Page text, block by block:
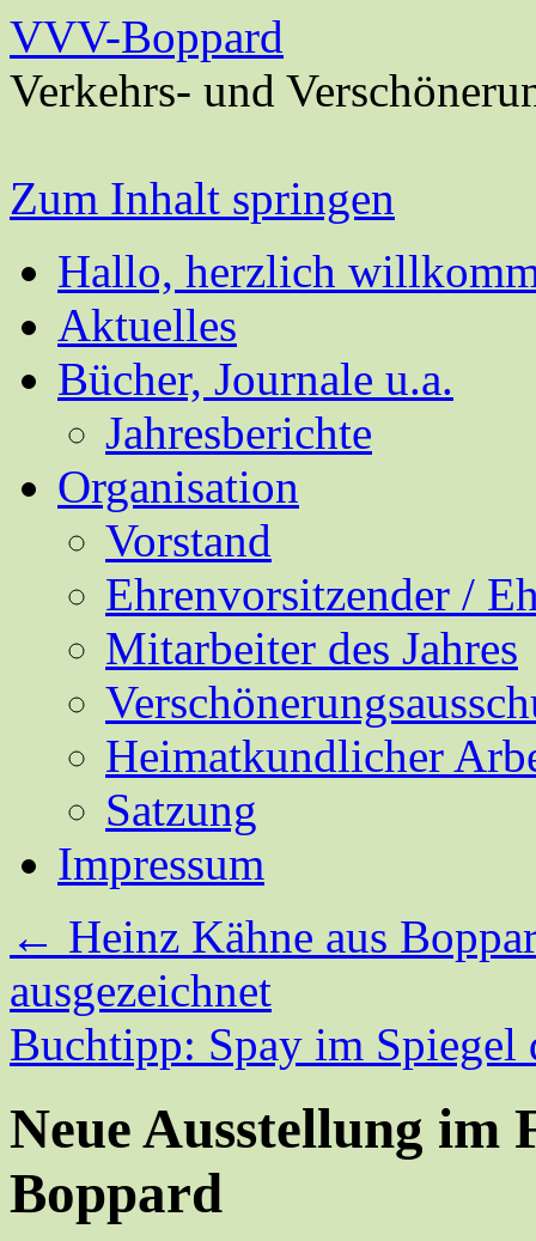
VVV-Boppard
Verkehrs- und
Zum Inhalt springen
Hallo, herzlich
Aktuelles
Bücher, Journale u.a.
Jahresberichte
Organisation
Vorstand
Ehrenvorsitzender /
Mitarbeiter des Jahres
Heimatkundlicher
Satzung
Impressum
← Heinz Kähne aus
ausgezeichnet
Buchtipp: Spay im
Neue Ausstellung
Boppard